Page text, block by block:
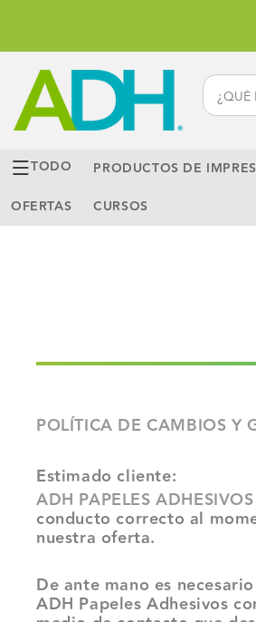
TODO PRODUCTOS DE
OFERTAS
CURSOS
POLÍTICA DE CAMBIOS Y
Estimado cliente:
ADH PAPELES
conducto correcto al
nuestra oferta.
De ante mano es
ADH Papeles Adhesivos